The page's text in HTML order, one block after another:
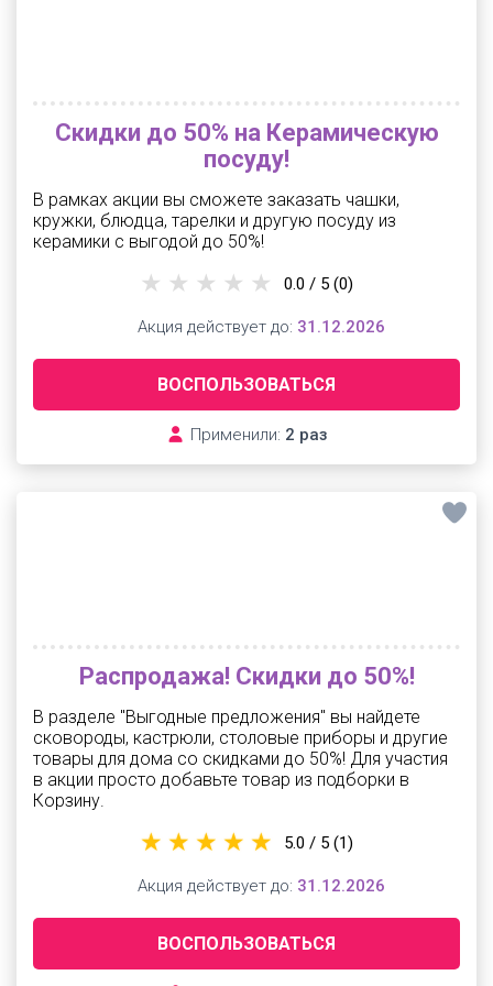
Скидки до 50% на Керамическую
посуду!
В рамках акции вы сможете заказать чашки,
кружки, блюдца, тарелки и другую посуду из
керамики с выгодой до 50%!
ВОСПОЛЬЗОВАТЬСЯ
Применили: 2 раз
0.0 / 5 (0)
Акция действует до: 31.12.2026
Распродажа! Скидки до 50%!
В разделе "Выгодные предложения" вы найдете
сковороды, кастрюли, столовые приборы и другие
товары для дома со скидками до 50%! Для участия
в акции просто добавьте товар из подборки в
Корзину.
ВОСПОЛЬЗОВАТЬСЯ
5.0 / 5 (1)
Акция действует до: 31.12.2026